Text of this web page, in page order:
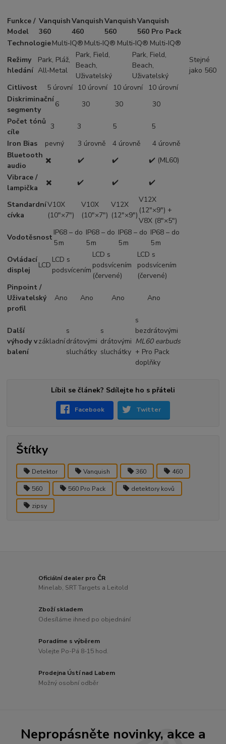
Funkce /
Model
Vanquish
360
Vanquish
460
Vanquish
560
Vanquish
560 Pro Pack
TechnologieMulti‑IQ® Multi‑IQ® Multi‑IQ® Multi‑IQ®
Režimy
hledání
Park, Pláž,
All‑Metal
Park, Field,
Beach,
Uživatelský
Park, Field,
Beach,
Uživatelský
Stejné
jako 560
Citlivost
5 úrovní 10 úrovní 10 úrovní
10 úrovní
Diskriminační
segmenty
6 30 30
30
Počet tónů
cíle
3 3 5
5
Iron Bias
pevný 3 úrovně 4 úrovně
4 úrovně
Bluetooth
audio
✖️ ✔️ ✔️
✔️ (ML60)
Vibrace /
lampička
✖️ ✔️ ✔️ ✔️
Standardní
cívka
V10X
(10"×7")
V10X
(10"×7")
V12X
(12"×9")
V12X
(12"×9") +
V8X (8"×5")
Vodotěsnost
IP68 – do
5 m
IP68 – do
5 m
IP68 – do
5 m
IP68 – do
5 m
Ovládací
displej
LCD
LCD s
podsvícením
LCD s
podsvícením
(červené)
LCD s
podsvícením
(červené)
Pinpoint /
Uživatelský
profil
Ano Ano Ano Ano
Další
výhody v
balení
základní
s
drátovými
sluchátky
s
drátovými
sluchátky
s
bezdrátovými
ML60 earbuds
+ Pro Pack
doplňky
Líbil se článek? Sdílejte ho s přáteli
Facebook Twitter
Štítky
Detektor Vanquish 360 460
560 560 Pro Pack detektory kovů
zipsy
Oficiální dealer pro ČR
Minelab, SRT Targets a Leitold
Zboží skladem
Odesíláme ihned po objednání
Poradíme s výběrem
Volejte Po-Pá 8-15 hod.
Prodejna Ústí nad Labem
Možný osobní odběr
Nepropásněte novinky, akce a